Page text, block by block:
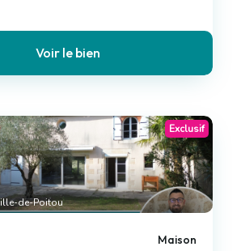
Voir le bien
de-Poitou
Exclusif
Maison